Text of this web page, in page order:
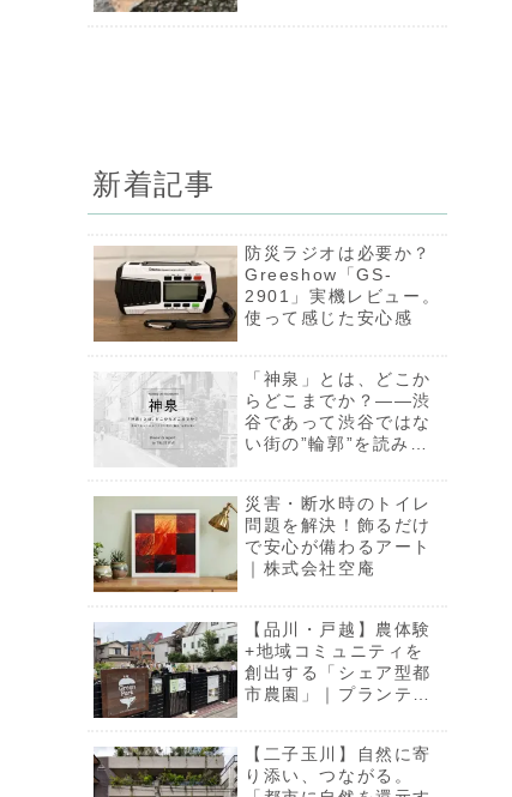
新着記事
防災ラジオは必要か？
Greeshow「GS-
2901」実機レビュー。
使って感じた安心感
「神泉」とは、どこか
らどこまでか？――渋
谷であって渋谷ではな
い街の”輪郭”を読み解
災害・断水時のトイレ
問題を解決！飾るだけ
で安心が備わるアート
｜株式会社空庵
【品川・戸越】農体験
+地域コミュニティを
創出する「シェア型都
市農園」｜プランティ
【二子玉川】自然に寄
り添い、つながる。